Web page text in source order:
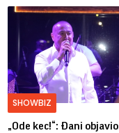
SHOWBIZ
„Ode kec!“: Đani objavio